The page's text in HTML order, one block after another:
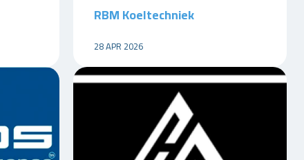
RBM Koeltechniek
28 APR 2026